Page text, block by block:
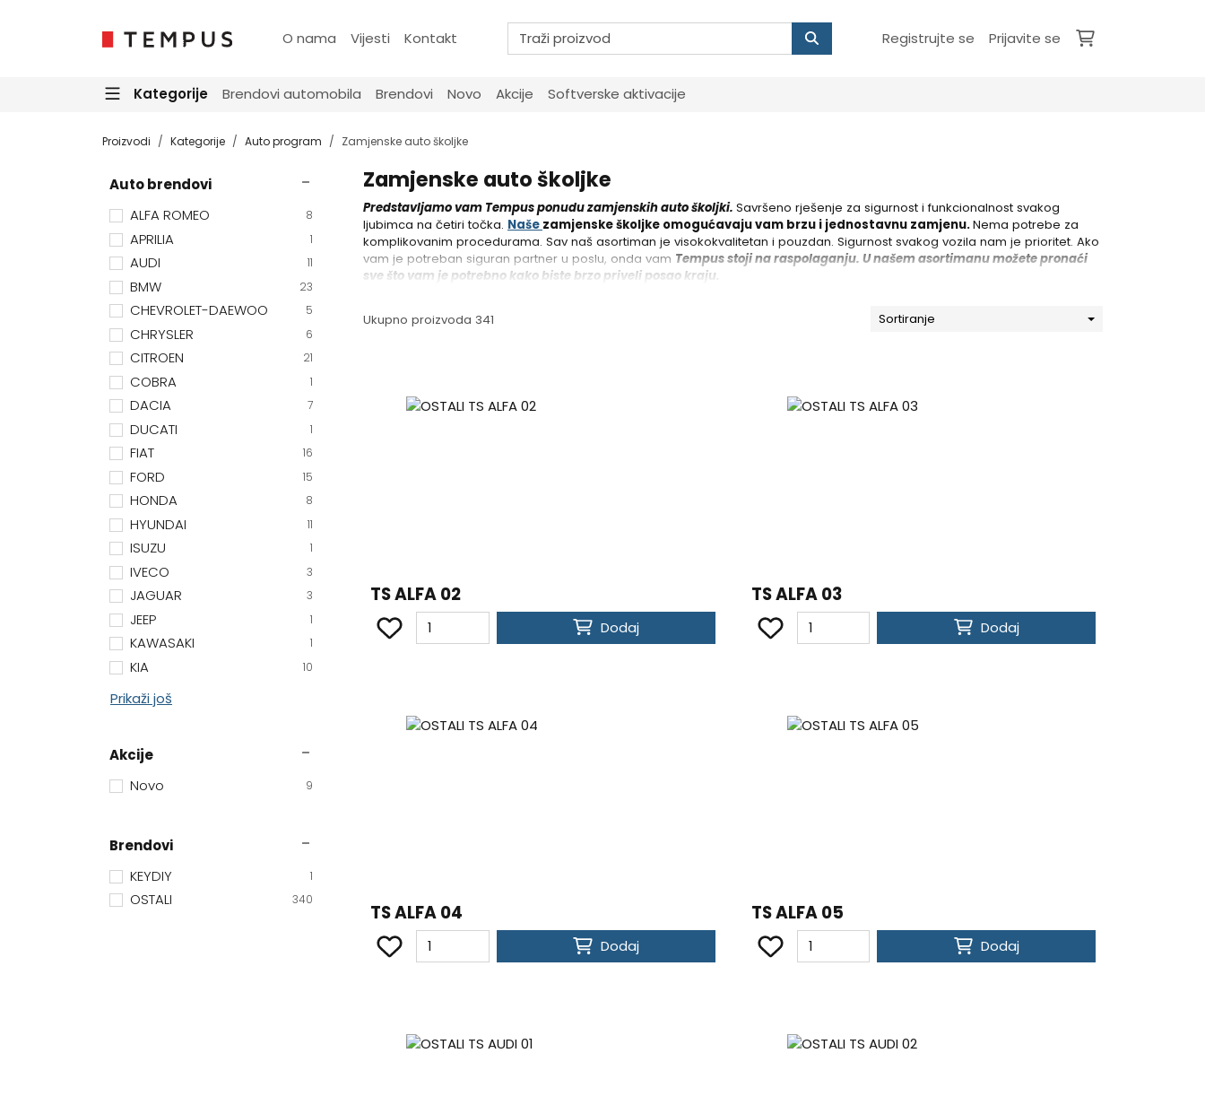
O nama Vijesti Kontakt Registrujte se Prijavite se
Kategorije Brendovi automobila Brendovi Novo Akcije Softverske aktivacije
Proizvodi Kategorije Auto program Zamjenske auto školjke
Auto brendovi
ALFA ROMEO
8
APRILIA 1
AUDI 11
BMW 23
CHEVROLET-DAEWOO 5
CHRYSLER 6
CITROEN 21
COBRA 1
DACIA 7
DUCATI 1
FIAT 16
FORD 15
HONDA 8
HYUNDAI 11
ISUZU 1
IVECO 3
JAGUAR 3
JEEP 1
KAWASAKI 1
KIA 10
Prikaži još
Akcije
Novo
9
Brendovi
KEYDIY
1
OSTALI 340
Zamjenske auto školjke
Predstavljamo vam Tempus ponudu zamjenskih auto školjki. Savršeno rješenje za sigurnost i funkcionalnost svakog
ljubimca na četiri točka. Naše zamjenske školjke omogućavaju vam brzu i jednostavnu zamjenu.Nema potrebe za
komplikovanim procedurama. Sav naš asortiman je visokokvalitetan i pouzdan. Sigurnost svakog vozila nam je prioritet. Ako
vam je potreban siguran partner u poslu, onda vam Tempus stoji na raspolaganju. U našem asortimanu možete pronaći
sve što vam je potrebno kako biste brzo priveli posao kraju.
Ukupno proizvoda 341 Sortiranje
TS ALFA 02
Dodaj
TS ALFA 03
Dodaj
TS ALFA 04
Dodaj
TS ALFA 05
Dodaj